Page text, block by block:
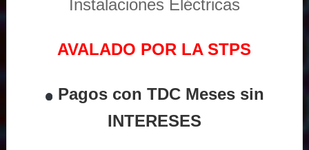
Instalaciones Eléctricas
AVALADO POR LA STPS
Pagos con TDC Meses sin
INTERESES